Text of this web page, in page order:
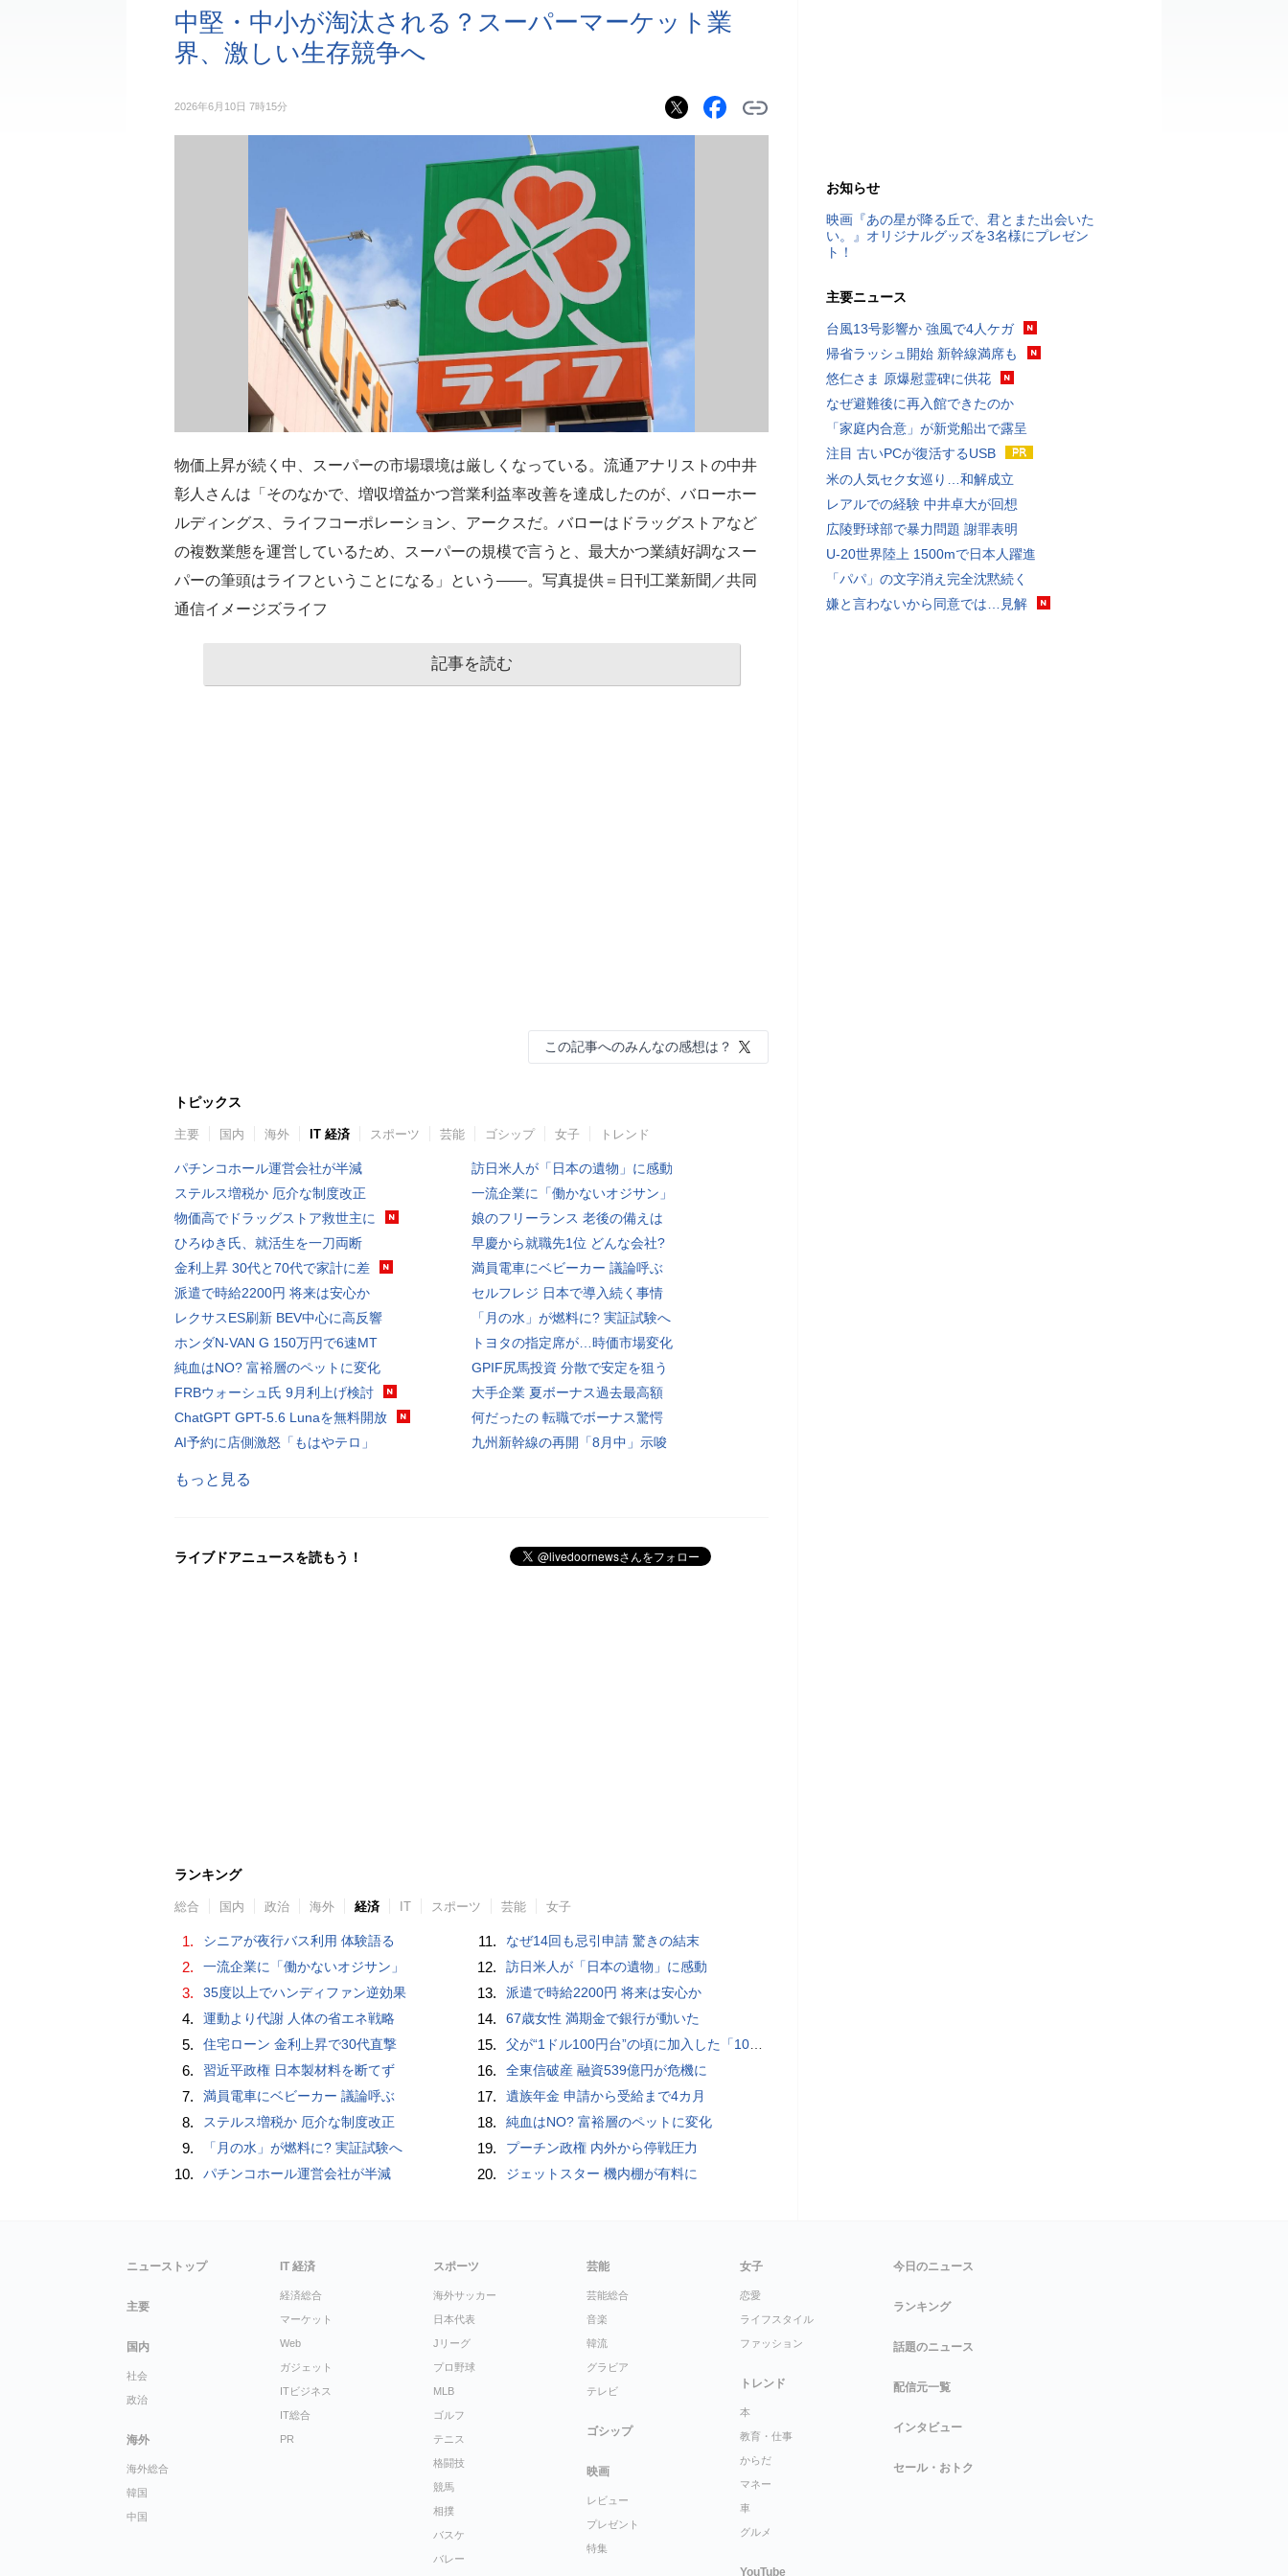
中堅・中小が淘汰される？スーパーマーケット業
界、激しい生存競争へ
2026年6月10日 7時15分
物価上昇が続く中、スーパーの市場環境は厳しくなっている。流通アナリストの中井
彰人さんは「そのなかで、増収増益かつ営業利益率改善を達成したのが、バローホー
ルディングス、ライフコーポレーション、アークスだ。バローはドラッグストアなど
の複数業態を運営しているため、スーパーの規模で言うと、最大かつ業績好調なスー
パーの筆頭はライフということになる」という――。写真提供＝日刊工業新聞／共同
通信イメージズライフ
記事を読む
この記事へのみんなの感想は？
トピックス
主要 国内 海外 IT 経済 スポーツ 芸能 ゴシップ 女子 トレンド
パチンコホール運営会社が半減
ステルス増税か 厄介な制度改正
物価高でドラッグストア救世主に
ひろゆき氏、就活生を一刀両断
金利上昇 30代と70代で家計に差
派遣で時給2200円 将来は安心か
レクサスES刷新 BEV中心に高反響
ホンダN-VAN G 150万円で6速MT
純血はNO? 富裕層のペットに変化
FRBウォーシュ氏 9月利上げ検討
ChatGPT GPT-5.6 Lunaを無料開放
AI予約に店側激怒「もはやテロ」
訪日米人が「日本の遺物」に感動
一流企業に「働かないオジサン」
娘のフリーランス 老後の備えは
早慶から就職先1位 どんな会社?
満員電車にベビーカー 議論呼ぶ
セルフレジ 日本で導入続く事情
「月の水」が燃料に? 実証試験へ
トヨタの指定席が…時価市場変化
GPIF尻馬投資 分散で安定を狙う
大手企業 夏ボーナス過去最高額
何だったの 転職でボーナス驚愕
九州新幹線の再開「8月中」示唆
もっと見る
ライブドアニュースを読もう！
ランキング
総合 国内 政治 海外 経済 IT スポーツ 芸能 女子
1. シニアが夜行バス利用 体験語る
2. 一流企業に「働かないオジサン」
3. 35度以上でハンディファン逆効果
4. 運動より代謝 人体の省エネ戦略
5. 住宅ローン 金利上昇で30代直撃
6. 習近平政権 日本製材料を断てず
7. 満員電車にベビーカー 議論呼ぶ
8. ステルス増税か 厄介な制度改正
9. 「月の水」が燃料に? 実証試験へ
10. パチンコホール運営会社が半減
11. なぜ14回も忌引申請 驚きの結末
12. 訪日米人が「日本の遺物」に感動
13. 派遣で時給2200円 将来は安心か
14. 67歳女性 満期金で銀行が動いた
15. 父が“1ドル100円台”の頃に加入した「1000万円の外貨建て保険」が、円安で「評価額1610万円」に…“相続税額”はいくら増えますか？ 死後も税金が動くケースとは
16. 全東信破産 融資539億円が危機に
17. 遺族年金 申請から受給まで4カ月
18. 純血はNO? 富裕層のペットに変化
19. プーチン政権 内外から停戦圧力
20. ジェットスター 機内棚が有料に
お知らせ
映画『あの星が降る丘で、君とまた出会いた
い。』オリジナルグッズを3名様にプレゼン
ト！
主要ニュース
台風13号影響か 強風で4人ケガ
帰省ラッシュ開始 新幹線満席も
悠仁さま 原爆慰霊碑に供花
なぜ避難後に再入館できたのか
「家庭内合意」が新党船出で露呈
注目 古いPCが復活するUSB
米の人気セク女巡り…和解成立
レアルでの経験 中井卓大が回想
広陵野球部で暴力問題 謝罪表明
U-20世界陸上 1500mで日本人躍進
「パパ」の文字消え完全沈黙続く
嫌と言わないから同意では…見解
ニューストップ
主要
国内
社会
政治
海外
海外総合
韓国
中国
IT 経済
経済総合
マーケット
Web
ガジェット
ITビジネス
IT総合
PR
スポーツ
海外サッカー
日本代表
Jリーグ
プロ野球
MLB
ゴルフ
テニス
格闘技
競馬
相撲
バスケ
バレー
芸能
芸能総合
音楽
韓流
グラビア
テレビ
ゴシップ
映画
レビュー
プレゼント
特集
女子
恋愛
ライフスタイル
ファッション
トレンド
本
教育・仕事
からだ
マネー
車
グルメ
YouTube
今日のニュース
ランキング
話題のニュース
配信元一覧
インタビュー
セール・おトク